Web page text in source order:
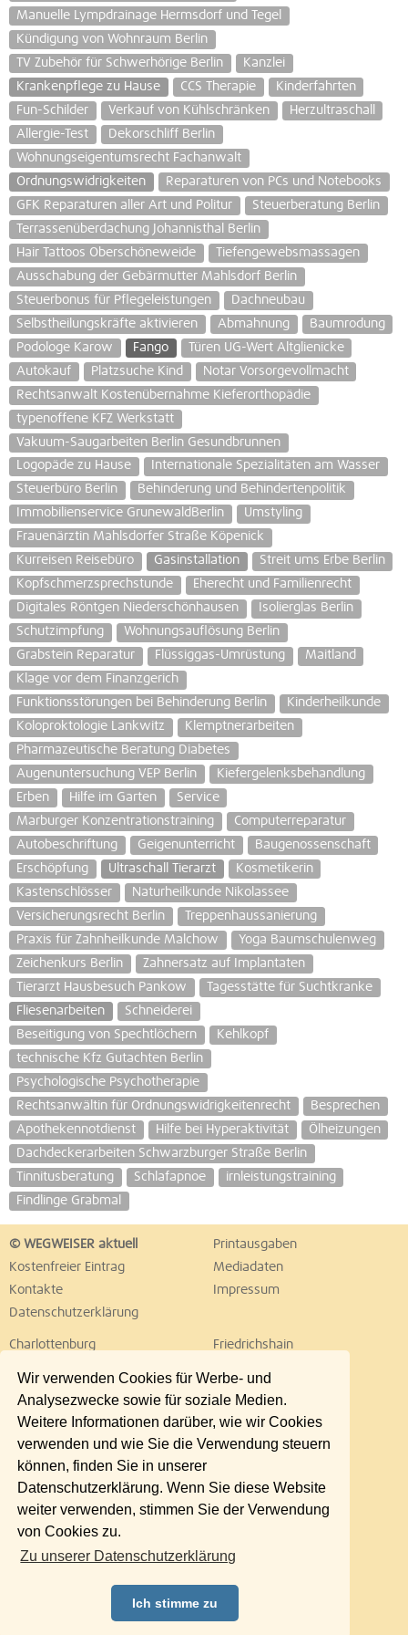
Wir verwenden Cookies für Werbe- und
Analysezwecke sowie für soziale Medien.
Weitere Informationen darüber, wie wir Cookies
verwenden und wie Sie die Verwendung steuern
können, finden Sie in unserer
Datenschutzerklärung. Wenn Sie diese Website
weiter verwenden, stimmen Sie der Verwendung
von Cookies zu.
Zu unserer Datenschutzerklärung
Ich stimme zu
Manuelle Lympdrainage Hermsdorf und Tegel
Kündigung von Wohnraum Berlin
TV Zubehör für Schwerhörige Berlin
Kanzlei
Krankenpflege zu Hause
CCS Therapie
Kinderfahrten
Fun-Schilder
Verkauf von Kühlschränken
Herzultraschall
Allergie-Test
Dekorschliff Berlin
Wohnungseigentumsrecht Fachanwalt
Ordnungswidrigkeiten
Reparaturen von PCs und Notebooks
GFK Reparaturen aller Art und Politur
Steuerberatung Berlin
Terrassenüberdachung Johannisthal Berlin
Hair Tattoos Oberschöneweide
Tiefengewebsmassagen
Ausschabung der Gebärmutter Mahlsdorf Berlin
Steuerbonus für Pflegeleistungen
Dachneubau
Selbstheilungskräfte aktivieren
Abmahnung
Baumrodung
Podologe Karow
Fango
Türen UG-Wert Altglienicke
Autokauf
Platzsuche Kind
Notar Vorsorgevollmacht
Rechtsanwalt Kostenübernahme Kieferorthopädie
typenoffene KFZ Werkstatt
Vakuum-Saugarbeiten Berlin Gesundbrunnen
Logopäde zu Hause
Internationale Spezialitäten am Wasser
Steuerbüro Berlin
Behinderung und Behindertenpolitik
Immobilienservice GrunewaldBerlin
Umstyling
Frauenärztin Mahlsdorfer Straße Köpenick
Kurreisen Reisebüro
Gasinstallation
Streit ums Erbe Berlin
Kopfschmerzsprechstunde
Eherecht und Familienrecht
Digitales Röntgen Niederschönhausen
Isolierglas Berlin
Schutzimpfung
Wohnungsauflösung Berlin
Grabstein Reparatur
Flüssiggas-Umrüstung
Maitland
Klage vor dem Finanzgerich
Funktionsstörungen bei Behinderung Berlin
Kinderheilkunde
Koloproktologie Lankwitz
Klemptnerarbeiten
Pharmazeutische Beratung Diabetes
Augenuntersuchung VEP Berlin
Kiefergelenksbehandlung
Erben
Hilfe im Garten
Service
Marburger Konzentrationstraining
Computerreparatur
Autobeschriftung
Geigenunterricht
Baugenossenschaft
Erschöpfung
Ultraschall Tierarzt
Kosmetikerin
Kastenschlösser
Naturheilkunde Nikolassee
Versicherungsrecht Berlin
Treppenhaussanierung
Praxis für Zahnheilkunde Malchow
Yoga Baumschulenweg
Zeichenkurs Berlin
Zahnersatz auf Implantaten
Tierarzt Hausbesuch Pankow
Tagesstätte für Suchtkranke
Fliesenarbeiten
Schneiderei
Beseitigung von Spechtlöchern
Kehlkopf
technische Kfz Gutachten Berlin
Psychologische Psychotherapie
Rechtsanwältin für Ordnungswidrigkeitenrecht
Besprechen
Apothekennotdienst
Hilfe bei Hyperaktivität
Ölheizungen
Dachdeckerarbeiten Schwarzburger Straße Berlin
Tinnitusberatung
Schlafapnoe
irnleistungstraining
Findlinge Grabmal
© WEGWEISER aktuell
Printausgaben
Kostenfreier Eintrag
Mediadaten
Kontakte
Impressum
Datenschutzerklärung
Charlottenburg
Friedrichshain
Lichtenberg
Marzahn
Neukölln
Pankow
Reinickendorf
Schöneberg
Spandau
Steglitz
Tempelhof
Treptow
Umland Ost